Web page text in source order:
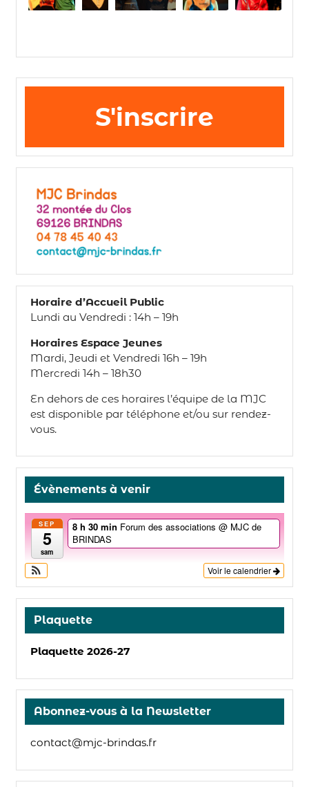
S'inscrire
Horaire d’Accueil Public
Lundi au Vendredi : 14h – 19h
Horaires Espace Jeunes
Mardi, Jeudi et Vendredi 16h – 19h
Mercredi 14h – 18h30
En dehors de ces horaires l’équipe de la MJC
est disponible par téléphone et/ou sur rendez-
vous.
Évènements à venir
SEP
5
sam
8 h 30 min Forum des associations @ MJC de
BRINDAS
Voir le calendrier
Plaquette
Plaquette 2026-27
Abonnez-vous à la Newsletter
contact@mjc-brindas.fr